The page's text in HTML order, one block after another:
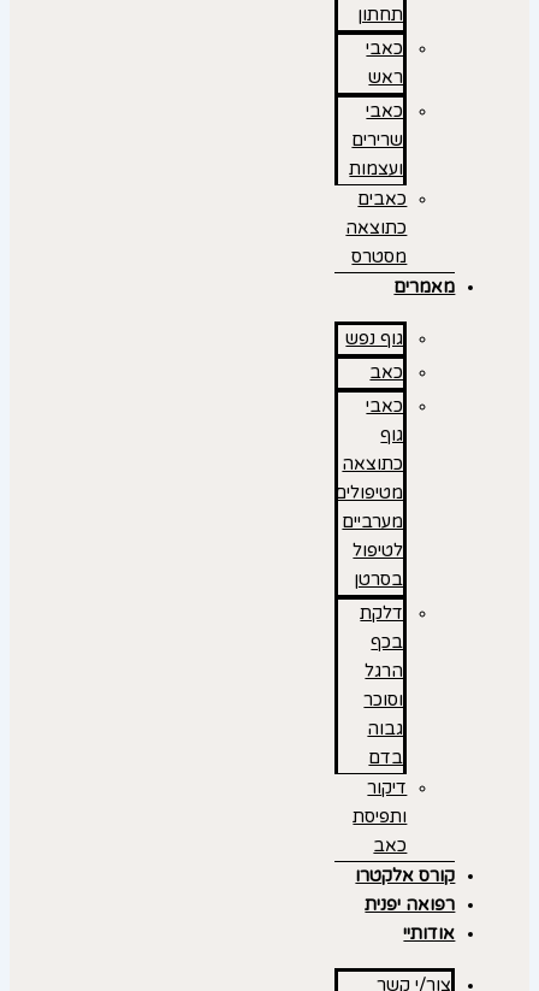
תחתון
כאבי
ראש
כאבי
שרירים
ועצמות
כאבים
כתוצאה
מסטרס
מאמרים
גוף נפש
כאב
כאבי
גוף
כתוצאה
מטיפולים
מערביים
לטיפול
בסרטן
דלקת
בכף
הרגל
וסוכר
גבוה
בדם
דיקור
ותפיסת
כאב
קורס אלקטרו
רפואה יפנית
אודותיי
צור/י קשר